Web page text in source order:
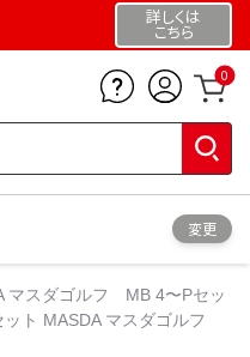
詳しくは
こちら
0
変更
マスダゴルフ MB 4〜Pセッ
ト MASDA マスダゴルフ